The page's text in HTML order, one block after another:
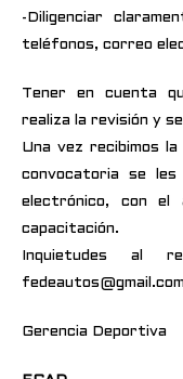
-Diligenciar
teléfonos, correo
Tener en cuenta
realiza la revisión y
Una vez recibimos
convocatoria se
electrónico, con
capacitación.
Inquietudes al
fedeautos@gmail.com
Gerencia Deportiva